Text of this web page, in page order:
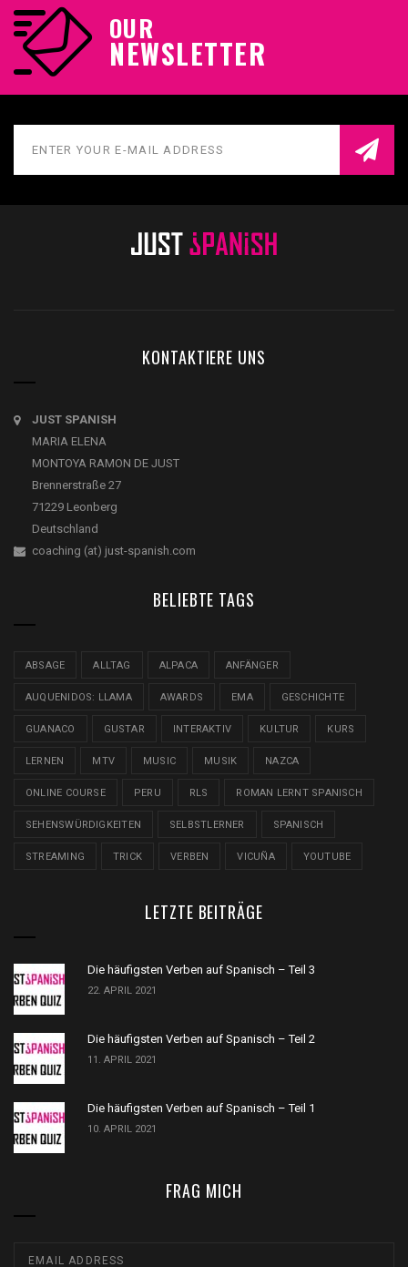
OUR
NEWSLETTER
KONTAKTIERE UNS
JUST SPANISH
MARIA ELENA
MONTOYA RAMON DE JUST
Brennerstraße 27
71229 Leonberg
Deutschland
coaching (at) just-spanish.com
BELIEBTE TAGS
ABSAGE ALLTAG ALPACA ANFÄNGER
AUQUENIDOS: LLAMA AWARDS EMA GESCHICHTE
GUANACO GUSTAR INTERAKTIV KULTUR KURS
LERNEN MTV MUSIC MUSIK NAZCA
ONLINE COURSE PERU RLS ROMAN LERNT SPANISCH
SEHENSWÜRDIGKEITEN SELBSTLERNER SPANISCH
STREAMING TRICK VERBEN VICUÑA YOUTUBE
LETZTE BEITRÄGE
Die häufigsten Verben auf Spanisch – Teil 3
22. APRIL 2021
Die häufigsten Verben auf Spanisch – Teil 2
11. APRIL 2021
Die häufigsten Verben auf Spanisch – Teil 1
10. APRIL 2021
FRAG MICH